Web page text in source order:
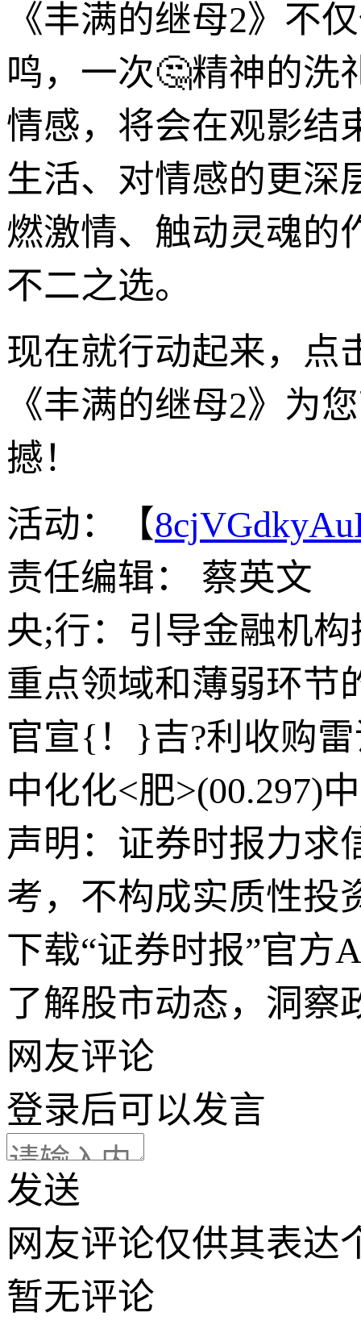
《丰满的继母2》不
鸣，一次🤔精神的洗
情感，将会在观影结
生活、对情感的更深
燃激情、触动灵魂的
不二之选。
现在就行动起来，点
《丰满的继母2》为
撼！
活动：【
责任编辑： 蔡英文
央;行：引导金融机
重点领域和薄弱环节
官宣{！}吉?利收购
中化化<肥>(00.297)
声明：证券时报力求
考，不构成实质性投
下载“证券时报”官方
了解股市动态，洞察
网友评论
登录后可以发言
发送
网友评论仅供其表达
暂无评论